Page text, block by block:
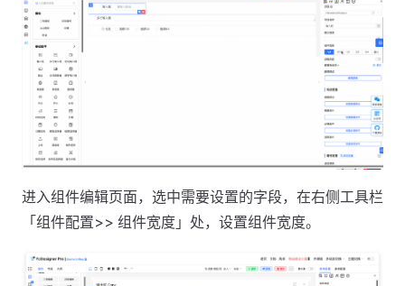
进入组件编辑页面，选中需要设置的字段，在右侧工具栏
「组件配置>> 组件宽度」处，设置组件宽度。